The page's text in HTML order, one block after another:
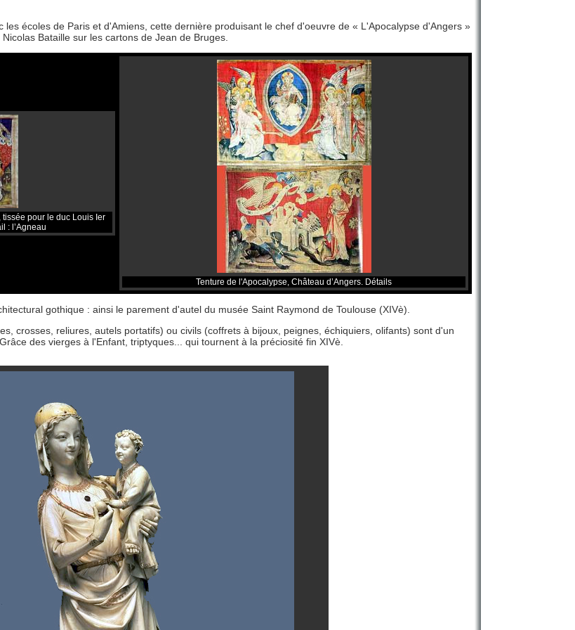
écoles de Paris et d'Amiens, cette dernière produisant le chef d'oeuvre de « L'Apocalypse d'Angers »
Bataille sur les cartons de Jean de Bruges.
pour le duc Louis Ier
: l’Agneau
Tenture de l'Apocalypse, Château d’Angers. Détails
gothique : ainsi le parement d'autel du musée Saint Raymond de Toulouse (XIVè).
crosses, reliures, autels portatifs) ou civils (coffrets à bijoux, peignes, échiquiers, olifants) sont d'un
des vierges à l'Enfant, triptyques... qui tournent à la préciosité fin XIVè.